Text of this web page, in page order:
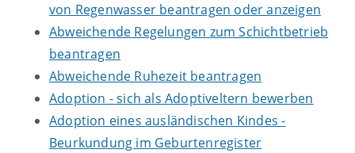
von Regenwasser beantragen oder anzeigen
Abweichende Regelungen zum Schichtbetrieb
beantragen
Abweichende Ruhezeit beantragen
Adoption - sich als Adoptiveltern bewerben
Adoption eines ausländischen Kindes -
Beurkundung im Geburtenregister